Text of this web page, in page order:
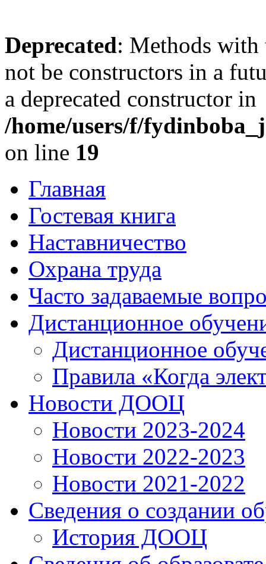
Deprecated: Methods with
not be constructors in a
a deprecated constructor in
/home/users/f/
on line 19
Главная
Гостевая книга
Наставничество
Охрана труда
Часто задаваемые
Дистанционное
Дистанционное
Правила «Когда
Новости ДООЦ
Новости 2023-2024
Новости 2022-2023
Новости 2021-2022
Сведения о создании
История ДООЦ